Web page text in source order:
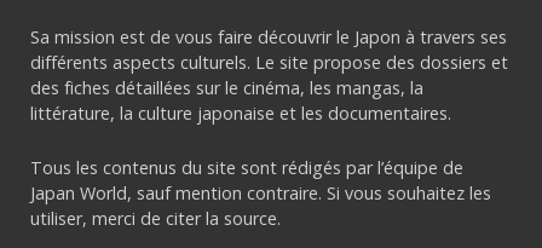
Sa mission est de vous faire découvrir le Japon à travers ses
différents aspects culturels. Le site propose des dossiers et
des fiches détaillées sur le cinéma, les mangas, la
littérature, la culture japonaise et les documentaires.
Tous les contenus du site sont rédigés par l’équipe de
Japan World, sauf mention contraire. Si vous souhaitez les
utiliser, merci de citer la source.